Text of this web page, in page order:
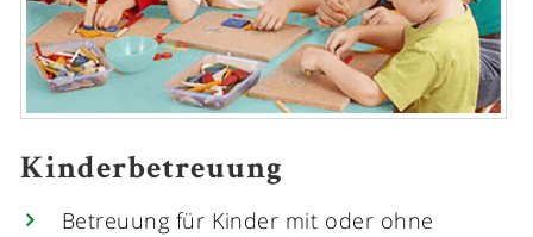
Kinderbetreuung
Betreuung für Kinder mit oder ohne